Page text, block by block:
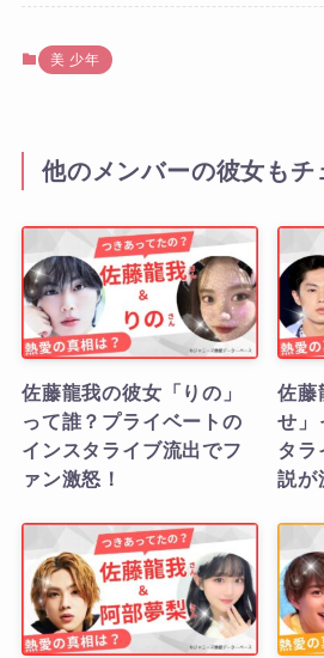
美 少年
他のメンバーの彼女もチ
佐藤龍我の彼女「りの」
って誰？プライベートの
インスタライブ流出でフ
ァン激怒！
佐藤
せ」
タラ
説が